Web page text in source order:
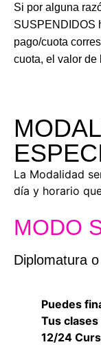
Si por alguna
SUSPENDIDOS
pago/cuota
cuota, el valor de
La Modalidad
día y horario
MODO
Diplomatura
Puedes
Tus clases
12/24